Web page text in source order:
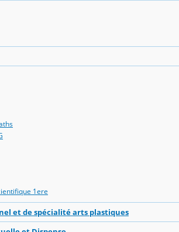
1ere
et de spécialité arts plastiques